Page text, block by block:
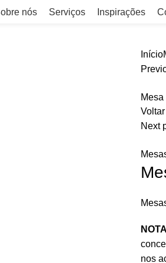
nós Serviços Inspirações
Início
Next
NOTA
nos